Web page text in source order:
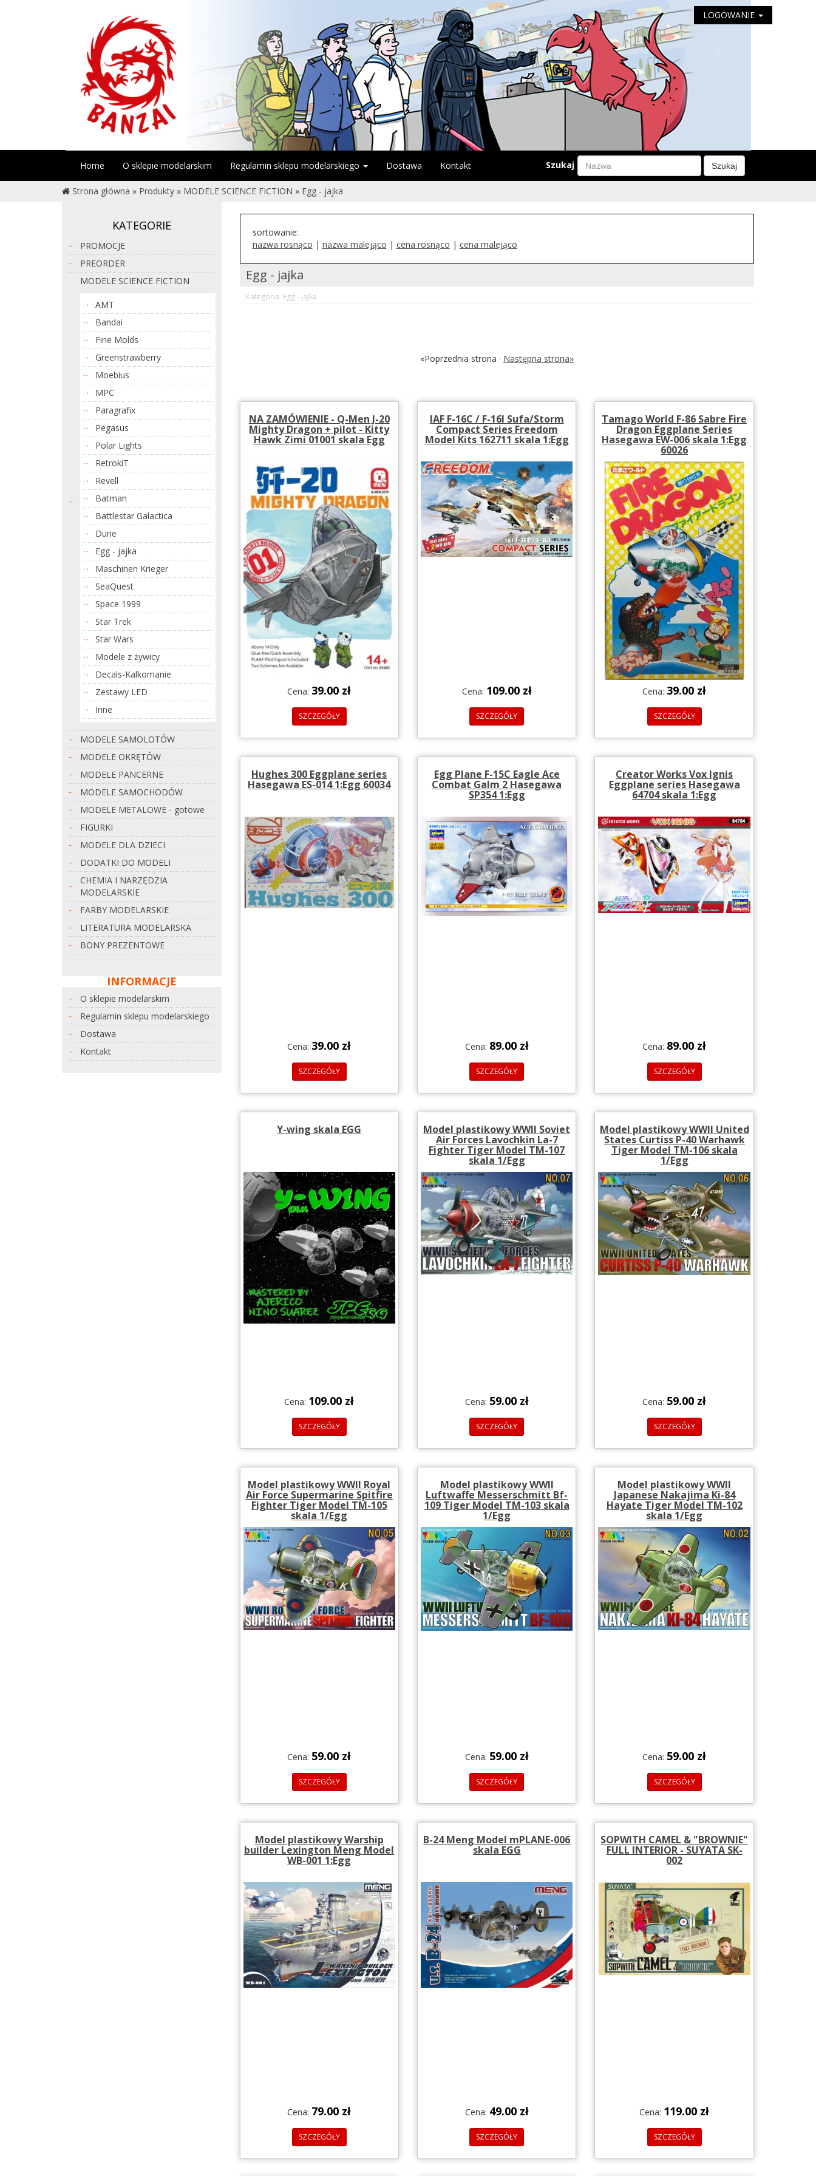
LOGOWANIE
Home O sklepie modelarskim Regulamin sklepu modelarskiego Dostawa Kontakt Szukaj Szukaj
Strona główna » Produkty » MODELE SCIENCE FICTION » Egg - jajka
KATEGORIE
PROMOCJE
PREORDER
MODELE SCIENCE FICTION
AMT
Bandai
Fine Molds
Greenstrawberry
Moebius
MPC
Paragrafix
Pegasus
Polar Lights
RetrokiT
Revell
Batman
Battlestar Galactica
Dune
Egg - jajka
Maschinen Krieger
SeaQuest
Space 1999
Star Trek
Star Wars
Modele z żywicy
Decals-Kalkomanie
Zestawy LED
Inne
MODELE SAMOLOTÓW
MODELE OKRĘTÓW
MODELE PANCERNE
MODELE SAMOCHODÓW
MODELE METALOWE - gotowe
FIGURKI
MODELE DLA DZIECI
DODATKI DO MODELI
CHEMIA I NARZĘDZIA
MODELARSKIE
FARBY MODELARSKIE
LITERATURA MODELARSKA
BONY PREZENTOWE
INFORMACJE
O sklepie modelarskim
Regulamin sklepu modelarskiego
Dostawa
Kontakt
sortowanie:
nazwa rosnąco | nazwa malejąco | cena rosnąco | cena malejąco
Egg - jajka
Kategoria: Egg - jajka
«Poprzednia strona · Następna strona»
NA ZAMÓWIENIE - Q-Men J-20
Mighty Dragon + pilot - Kitty
Hawk Zimi 01001 skala Egg
Cena: 39.00 zł
SZCZEGÓŁY
IAF F-16C / F-16I Sufa/Storm
Compact Series Freedom
Model Kits 162711 skala 1:Egg
Cena: 109.00 zł
SZCZEGÓŁY
Tamago World F-86 Sabre Fire
Dragon Eggplane Series
Hasegawa EW-006 skala 1:Egg
60026
Cena: 39.00 zł
SZCZEGÓŁY
Hughes 300 Eggplane series
Hasegawa ES-014 1:Egg 60034
Cena: 39.00 zł
SZCZEGÓŁY
Egg Plane F-15C Eagle Ace
Combat Galm 2 Hasegawa
SP354 1:Egg
Cena: 89.00 zł
SZCZEGÓŁY
Creator Works Vox Ignis
Eggplane series Hasegawa
64704 skala 1:Egg
Cena: 89.00 zł
SZCZEGÓŁY
Y-wing skala EGG
Cena: 109.00 zł
SZCZEGÓŁY
Model plastikowy WWII Soviet
Air Forces Lavochkin La-7
Fighter Tiger Model TM-107
skala 1/Egg
Cena: 59.00 zł
SZCZEGÓŁY
Model plastikowy WWII United
States Curtiss P-40 Warhawk
Tiger Model TM-106 skala
1/Egg
Cena: 59.00 zł
SZCZEGÓŁY
Model plastikowy WWII Royal
Air Force Supermarine Spitfire
Fighter Tiger Model TM-105
skala 1/Egg
Cena: 59.00 zł
SZCZEGÓŁY
Model plastikowy WWII
Luftwaffe Messerschmitt Bf-
109 Tiger Model TM-103 skala
1/Egg
Cena: 59.00 zł
SZCZEGÓŁY
Model plastikowy WWII
Japanese Nakajima Ki-84
Hayate Tiger Model TM-102
skala 1/Egg
Cena: 59.00 zł
SZCZEGÓŁY
Model plastikowy Warship
builder Lexington Meng Model
WB-001 1:Egg
Cena: 79.00 zł
SZCZEGÓŁY
B-24 Meng Model mPLANE-006
skala EGG
Cena: 49.00 zł
SZCZEGÓŁY
SOPWITH CAMEL & "BROWNIE"
FULL INTERIOR - SUYATA SK-
002
Cena: 119.00 zł
SZCZEGÓŁY